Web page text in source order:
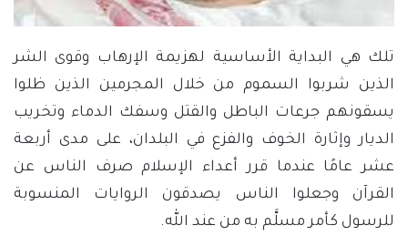
تلك هي البداية الأساسية لهزيمة الإرهاب وقوى الشر
الذين شربوا السموم من خلال المجرمين الذين ظلوا
يسقونهم جرعات الباطل والقتل وسفك الدماء وتخريب
الديار وإثارة الخوف والفزع في البلدان، على مدى أربعة
عشر عامًا عندما قرر أعداء الإسلام صرف الناس عن
القرآن وجعلوا الناس يصدقون الروايات المنسوبة
للرسول كأمر مسلَّم به من عند الله.